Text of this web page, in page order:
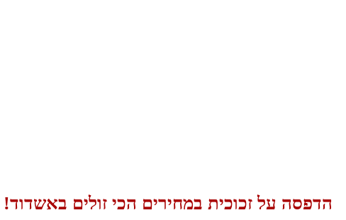
הדפסה על זכוכית במחירים הכי זולים באשדוד!